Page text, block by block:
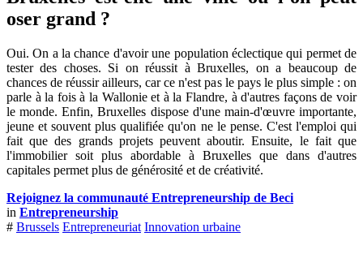
oser grand ?
Oui. On a la chance d'avoir une population éclectique qui permet de
tester des choses. Si on réussit à Bruxelles, on a beaucoup de
chances de réussir ailleurs, car ce n'est pas le pays le plus simple : on
parle à la fois à la Wallonie et à la Flandre, à d'autres façons de voir
le monde. Enfin, Bruxelles dispose d'une main-d'œuvre importante,
jeune et souvent plus qualifiée qu'on ne le pense. C'est l'emploi qui
fait que des grands projets peuvent aboutir. Ensuite, le fait que
l'immobilier soit plus abordable à Bruxelles que dans d'autres
capitales permet plus de générosité et de créativité.
Rejoignez la communauté Entrepreneurship de Beci
in Entrepreneurship
# Brussels Entrepreneuriat Innovation urbaine